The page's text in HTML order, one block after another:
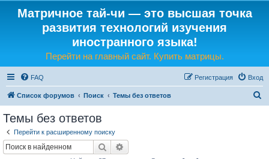
Матричное тай-чи — это высшая точка
развития технологий изучения
иностранного языка!
Перейти на главный сайт. Купить матрицы.
FAQ Вход
Регистрация
Список форумов Поиск Темы без ответов
Темы без ответов
Перейти к расширенному поиску
Поиск